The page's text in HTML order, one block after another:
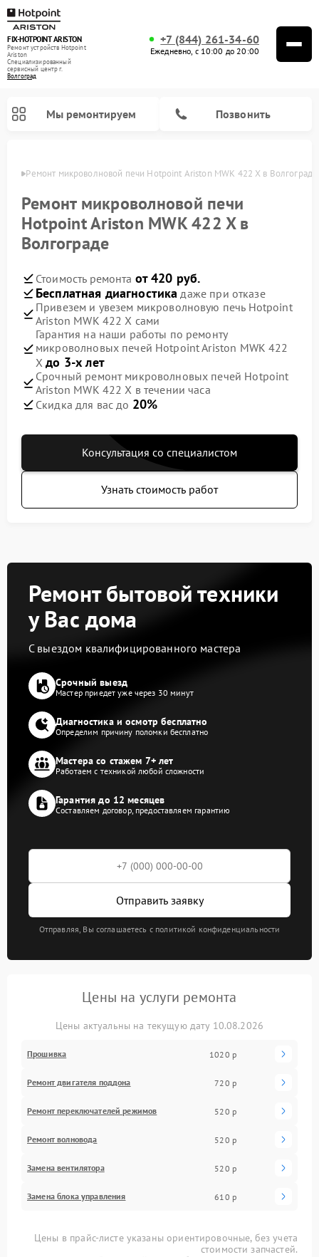
FIX-HOTPOINT ARISTON
Ремонт устройств Hotpoint
Ariston
Специализированный
cервисный центр г.
Волгоград
+7 (844) 261-34-60
Ежедневно, с 10:00 до 20:00
Мы ремонтируем Позвонить
Ремонт микроволновой печи Hotpoint Ariston MWK 422 X в Волгограде
Ремонт микроволновой печи
Hotpoint Ariston MWK 422 X в
Волгограде
Стоимость ремонта от 420 руб.
Бесплатная диагностика даже при отказе
Привезем и увезем микроволновую печь Hotpoint
Ariston MWK 422 X сами
Гарантия на наши работы по ремонту
микроволновых печей Hotpoint Ariston MWK 422
Xдо 3-х лет
Срочный ремонт микроволновых печей Hotpoint
Ariston MWK 422 X в течении часа
Скидка для вас до 20%
Консультация со специалистом
Узнать стоимость работ
Ремонт бытовой техники
у Вас дома
С выездом квалифицированного мастера
Срочный выезд
Мастер приедет уже через 30 минут
Диагностика и осмотр бесплатно
Определим причину поломки бесплатно
Мастера со стажем 7+ лет
Работаем с техникой любой сложности
Гарантия до 12 месяцев
Составляем договор, предоставляем гарантию
Отправить заявку
Отправляя, Вы соглашаетесь с политикой конфиденциальности
Цены на услуги ремонта
Цены актуальны на текущую дату 10.08.2026
Прошивка 1020 р
Ремонт двигателя поддона 720 р
Ремонт переключателей режимов 520 р
Ремонт волновода 520 р
Замена вентилятора 520 р
Замена блока управления 610 р
Цены в прайс-листе указаны ориентировочные, без учета
стоимости запчастей.